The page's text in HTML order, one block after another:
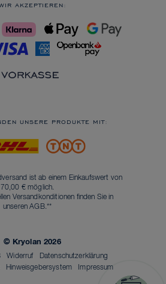
AKZEPTIEREN:
UNSERE PRODUKTE MIT:
ist ab einem Einkaufswert von
70,00 € möglich.
Versandkonditionen finden Sie in
unserenAGB.**
© Kryolan 2026
Widerruf
Datenschutzerklärung
Hinweisgebersystem Impressum